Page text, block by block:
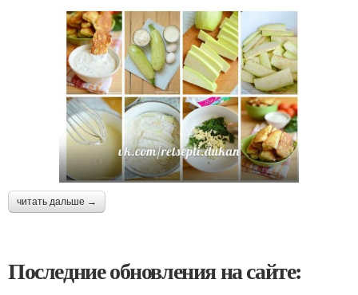
читать дальше →
Последние обновления на сайте: